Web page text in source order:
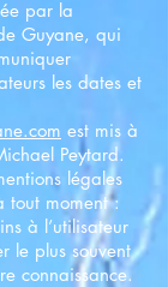
par la
Guyane, qui
les dates et
est mis à
Peytard.
légales
tout moment :
à l’utilisateur
le plus souvent
connaissance.